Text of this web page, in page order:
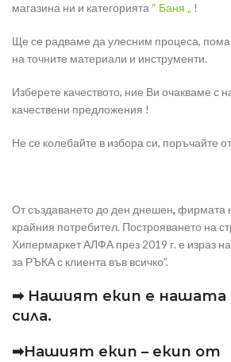
магазина ни и категорията “ Баня „ !
Ще се радваме да улесним процеса,
на точните материали и инструменти.
Изберете качеството, ние Ви очакваме с
качествени предложения !
Не се колебайте в избора си, поръчайте
От създаването до ден днешен, фирмата
крайния потребител. Построяването на
Хипермаркет АЛФА през 2019 г. е израз
за РЪКА с клиента във всичко”.
➡ Нашият екип е нашата
сила.
➡Нашият екип – екип от